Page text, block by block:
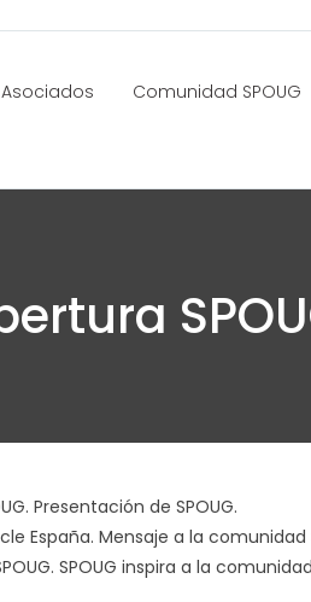
Asociados Comunidad SPOUG
Presentación de SPOUG.
España. Mensaje a la comunidad
SPOUG inspira a la